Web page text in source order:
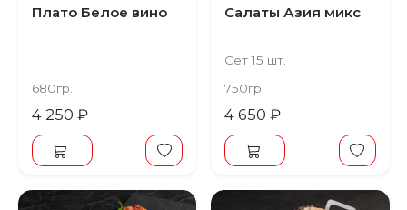
Плато Белое вино
680гр.
4 250 ₽
Салаты Азия микс
Сет 15 шт.
750гр.
4 650 ₽